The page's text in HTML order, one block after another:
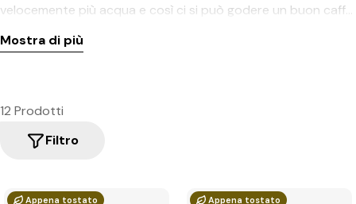
velocemente più acqua e così ci si può godere un buon caffè
Mostra di più
12 Prodotti
Filtro
Appena tostato Appena tostato